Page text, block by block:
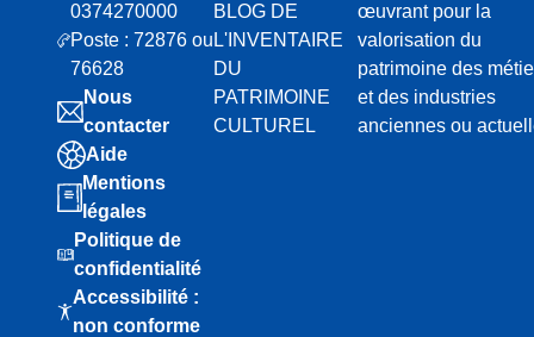
0374270000
Poste : 72876 ou
76628
Nous
contacter
Aide
Mentions
légales
Politique de
confidentialité
Accessibilité :
non conforme
BLOG DE
L'INVENTAIRE
DU
PATRIMOINE
CULTUREL
œuvrant pour la
valorisation du
patrimoine des
et des industries
anciennes ou